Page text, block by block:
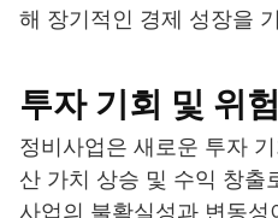
해 장기적인 경제 성장을
투자 기회 및 위
정비사업은 새로운 투자
산 가치 상승 및 수익 창출
사업의 불확실성과 변동